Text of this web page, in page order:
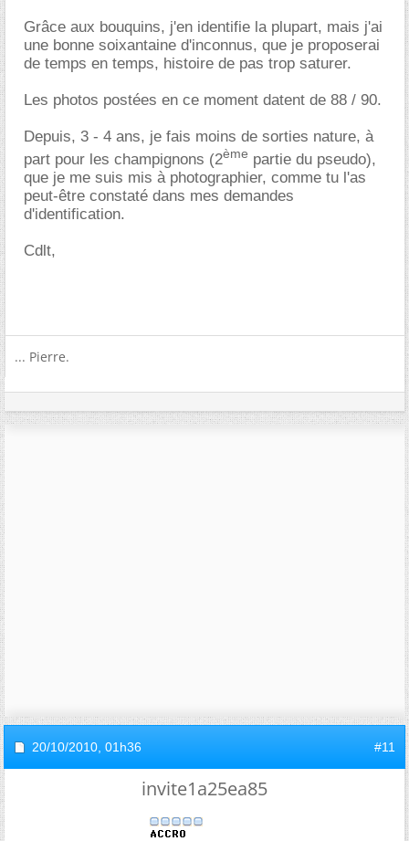
Grâce aux bouquins, j'en identifie la plupart, mais j'ai
une bonne soixantaine d'inconnus, que je proposerai
de temps en temps, histoire de pas trop saturer.
Les photos postées en ce moment datent de 88 / 90.
Depuis, 3 - 4 ans, je fais moins de sorties nature, à
part pour les champignons (2ème partie du pseudo),
que je me suis mis à photographier, comme tu l'as
peut-être constaté dans mes demandes
d'identification.
Cdlt,
... Pierre.
20/10/2010, 01h36 #11
invite1a25ea85